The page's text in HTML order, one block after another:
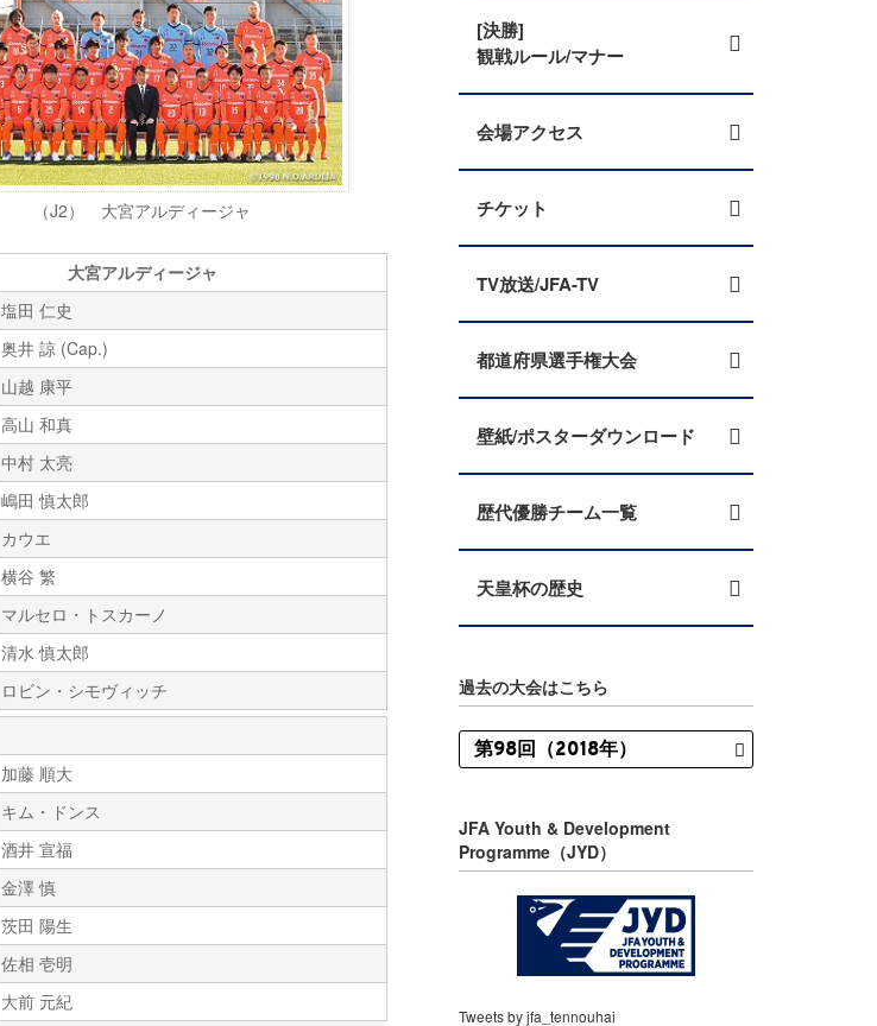
（J2） 大宮アルディージャ
大宮アルディージャ
塩田 仁史
奥井 諒 (Cap.)
山越 康平
高山 和真
中村 太亮
嶋田 慎太郎
カウエ
横谷 繁
マルセロ・トスカーノ
清水 慎太郎
ロビン・シモヴィッチ
加藤 順大
キム・ドンス
酒井 宣福
金澤 慎
茨田 陽生
佐相 壱明
大前 元紀
[決勝]
観戦ルール/マナー
会場アクセス
チケット
TV放送/JFA-TV
都道府県選手権大会
壁紙/ポスターダウンロード
歴代優勝チーム一覧
天皇杯の歴史
過去の大会はこちら
JFA Youth & Development
Programme（JYD）
Tweets by jfa_tennouhai